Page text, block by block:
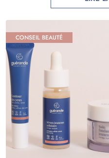
véritable expertise
CONSEIL BEAUTÉ